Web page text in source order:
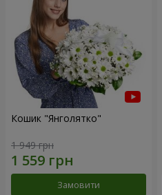
Кошик "Янголятко"
1 949 грн
Замовити